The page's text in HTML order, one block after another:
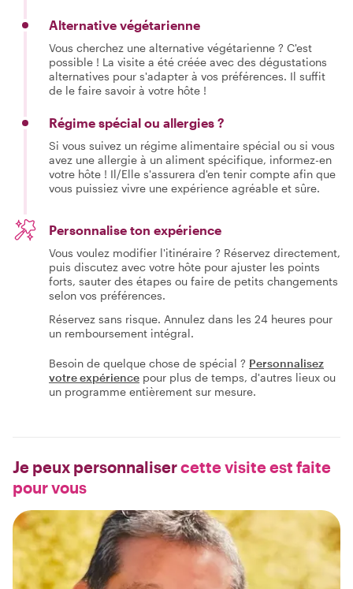
Alternative végétarienne
Vous cherchez une alternative végétarienne ? C'est
possible ! La visite a été créée avec des dégustations
alternatives pour s'adapter à vos préférences. Il suffit
de le faire savoir à votre hôte !
Régime spécial ou allergies ?
Si vous suivez un régime alimentaire spécial ou si vous
avez une allergie à un aliment spécifique, informez-en
votre hôte ! Il/Elle s'assurera d'en tenir compte afin que
vous puissiez vivre une expérience agréable et sûre.
Personnalise ton expérience
Vous voulez modifier l'itinéraire ? Réservez directement,
puis discutez avec votre hôte pour ajuster les points
forts, sauter des étapes ou faire de petits changements
selon vos préférences.
Réservez sans risque. Annulez dans les 24 heures pour
un remboursement intégral.
Besoin de quelque chose de spécial ? Personnalisez
votre expérience pour plus de temps, d'autres lieux ou
un programme entièrement sur mesure.
Je peux personnalisercette visite est faite
pour vous